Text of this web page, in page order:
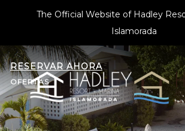
The Official Website of Hadley
Islamorada
OFERTAS
RESERVAR AHORA